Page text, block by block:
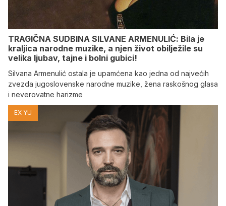
TRAGIČNA SUDBINA SILVANE ARMENULIĆ: Bila je
kraljica narodne muzike, a njen život obilježile su
velika ljubav, tajne i bolni gubici!
Silvana Armenulić ostala je upamćena kao jedna od najvećih
zvezda jugoslovenske narodne muzike, žena raskošnog glasa
i neverovatne harizme
EX YU